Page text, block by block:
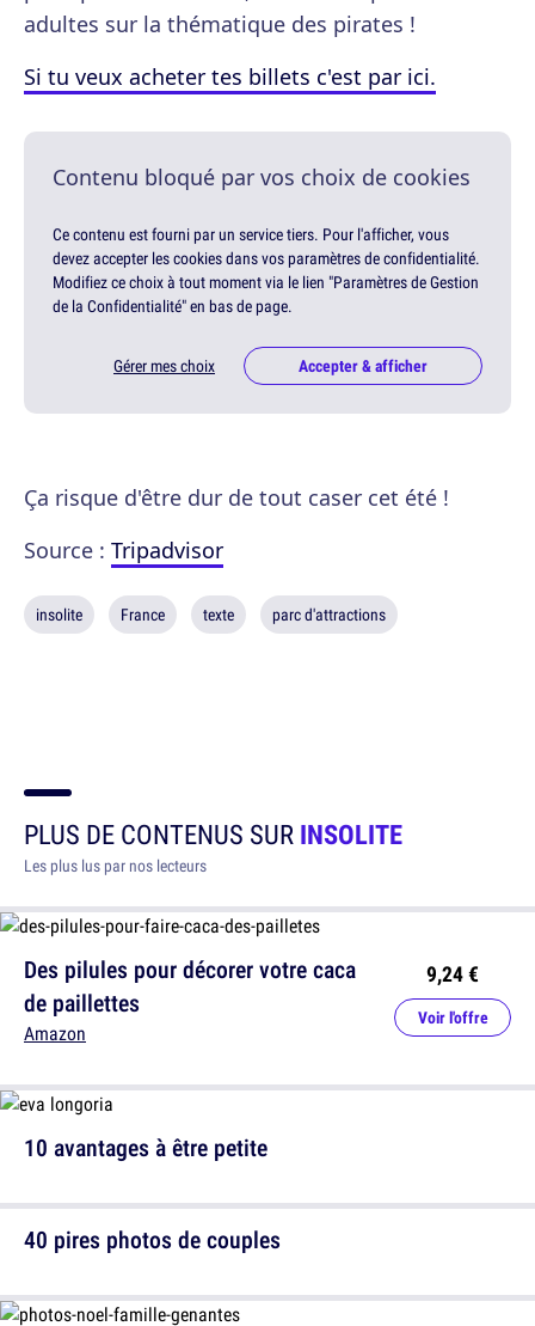
adultes sur la thématique des pirates !
Si tu veux acheter tes billets c'est par ici.
Contenu bloqué par vos choix de cookies
Ce contenu est fourni par un service tiers. Pour l'afficher, vous
devez accepter les cookies dans vos paramètres de confidentialité.
Modifiez ce choix à tout moment via le lien "Paramètres de Gestion
de la Confidentialité" en bas de page.
Gérer mes choix Accepter & afficher
Ça risque d'être dur de tout caser cet été !
Source : Tripadvisor
insolite France texte parc d'attractions
PLUS DE CONTENUS SURINSOLITE
Les plus lus par nos lecteurs
Des pilules pour décorer votre caca
de paillettes
Amazon
9,24 €
Voir l'offre
40 pires photos de couples
10 avantages à être petite